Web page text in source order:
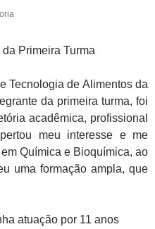
Primeira Turma
Tecnologia de Alimentos da
da primeira turma, foi
acadêmica, profissional
meu interesse e me
Química e Bioquímica, ao
uma formação ampla, que
atuação por 11 anos